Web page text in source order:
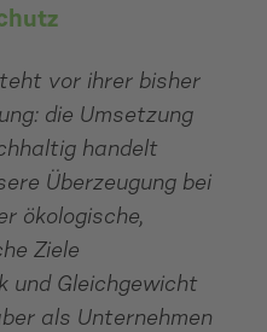
vor ihrer bisher
die Umsetzung
handelt
Überzeugung bei
ökologische,
Ziele
und Gleichgewicht
als Unternehmen